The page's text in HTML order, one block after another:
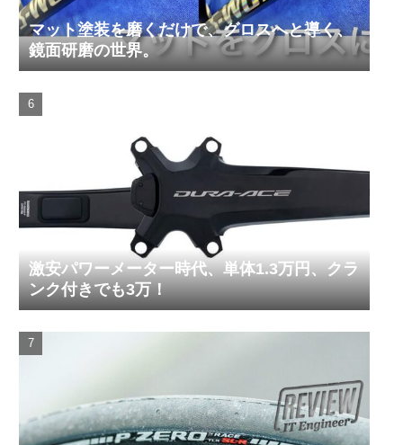
マット塗装を磨くだけで、グロスへと導く、
鏡面研磨の世界。
激安パワーメーター時代、単体1.3万円、クラ
ンク付きでも3万！